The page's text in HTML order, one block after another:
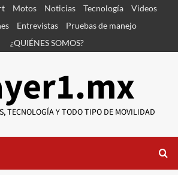
Motos Noticias Tecnología
Videos
Entrevistas
Pruebas de manejo
¿QUIÉNES SOMOS?
TECNOLOGÍA Y TODO TIPO DE MOVILIDAD